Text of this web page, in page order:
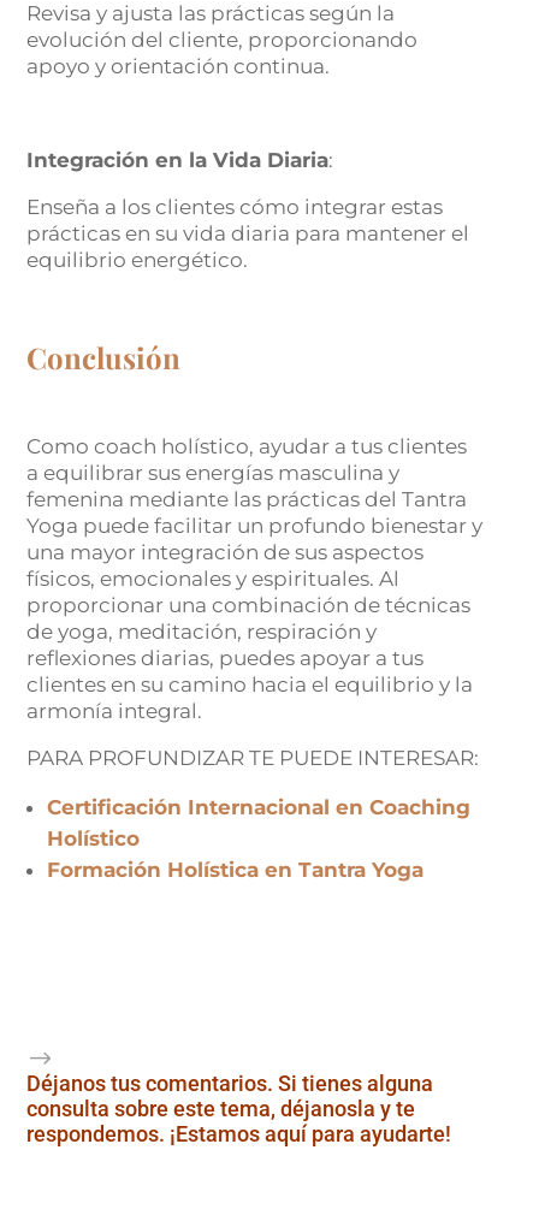
Revisa y ajusta las prácticas según la
evolución del cliente, proporcionando
apoyo y orientación continua.
Integración en la Vida Diaria:
Enseña a los clientes cómo integrar estas
prácticas en su vida diaria para mantener el
equilibrio energético.
Conclusión
Como coach holístico, ayudar a tus clientes
a equilibrar sus energías masculina y
femenina mediante las prácticas del Tantra
Yoga puede facilitar un profundo bienestar y
una mayor integración de sus aspectos
físicos, emocionales y espirituales. Al
proporcionar una combinación de técnicas
de yoga, meditación, respiración y
reflexiones diarias, puedes apoyar a tus
clientes en su camino hacia el equilibrio y la
armonía integral.
PARA PROFUNDIZAR TE PUEDE INTERESAR:
Certificación Internacional en Coaching
Holístico
Formación Holística en Tantra Yoga
Déjanos tus comentarios. Si tienes alguna
consulta sobre este tema, déjanosla y te
respondemos. ¡Estamos aquí para ayudarte!